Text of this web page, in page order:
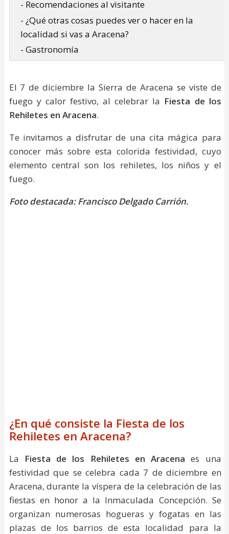
- Recomendaciones al visitante
- ¿Qué otras cosas puedes ver o hacer en la
localidad si vas a Aracena?
- Gastronomía
El 7 de diciembre la Sierra de Aracena se viste de
fuego y calor festivo, al celebrar la Fiesta de los
Rehiletes en Aracena.
Te invitamos a disfrutar de una cita mágica para
conocer más sobre esta colorida festividad, cuyo
elemento central son los rehiletes, los niños y el
fuego.
Foto destacada: Francisco Delgado Carrión.
¿En qué consiste la Fiesta de los
Rehiletes en Aracena?
La Fiesta de los Rehiletes en Aracena es una
festividad que se celebra cada 7 de diciembre en
Aracena, durante la víspera de la celebración de las
fiestas en honor a la Inmaculada Concepción. Se
organizan numerosas hogueras y fogatas en las
plazas de los barrios de esta localidad para la